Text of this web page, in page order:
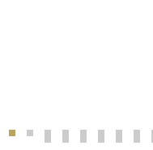
2024 城西夏樂慶《來
2024北市大．街
2024林榮 · 台
《拾伍拾陸
《給平凡
2023
適
【剝剝看電影
2020《城西
《剝剝起
《剝
剝